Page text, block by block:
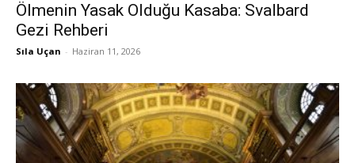
Ölmenin Yasak Olduğu Kasaba: Svalbard
Gezi Rehberi
Sıla Uçan - Haziran 11, 2026